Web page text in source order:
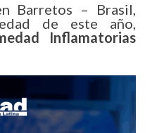
Barretos – Brasil,
de este año,
Inflamatorias